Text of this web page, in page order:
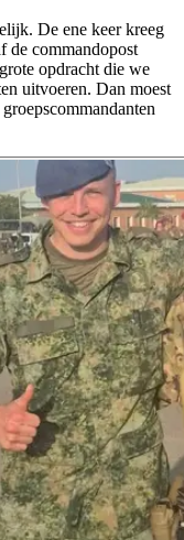
De ene keer kreeg
de commandopost
opdracht die we
uitvoeren. Dan moest